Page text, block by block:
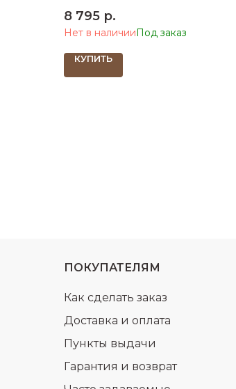
место 1200х2000 ШхД
8 795 р.
Нет в наличии
КУПИТЬ
ПОКУПАТЕЛЯМ
Доставка и оплата
Гарантия и возврат
Пункты выдачи
Как сделать заказ